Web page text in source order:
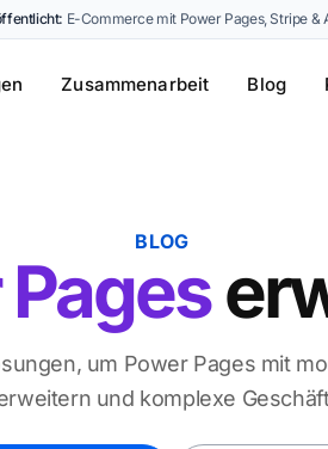
E-Commerce mit Power Pages, Stripe &
Zusammenarbeit Blog
BLOG
um Power Pages mit
und komplexe